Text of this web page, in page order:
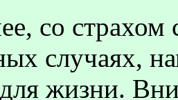
со страхом
случаях,
жизни.